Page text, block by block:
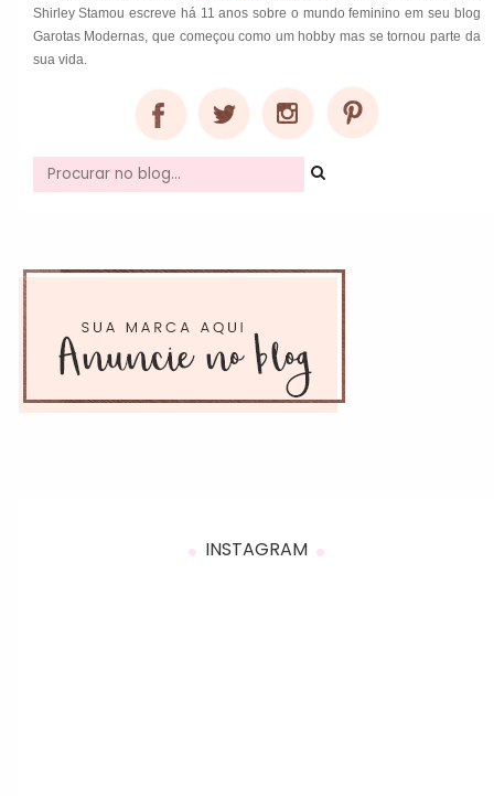
Shirley Stamou escreve há 11 anos sobre o mundo feminino em seu blog
Garotas Modernas, que começou como um hobby mas se tornou parte da
sua vida.
INSTAGRAM